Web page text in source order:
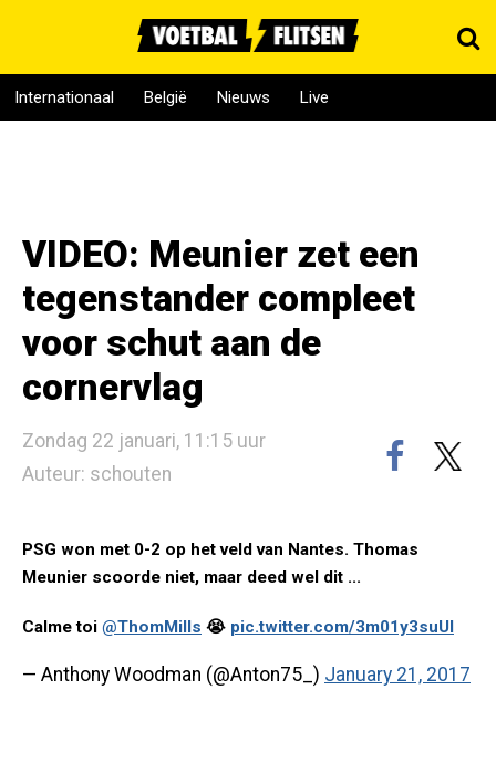
Internationaal België Nieuws Live
VIDEO: Meunier zet een
tegenstander compleet
voor schut aan de
cornervlag
Zondag 22 januari, 11:15 uur
Auteur: schouten
PSG won met 0-2 op het veld van Nantes. Thomas
Meunier scoorde niet, maar deed wel dit ...
Calme toi @ThomMills 😭 pic.twitter.com/3m01y3suUl
— Anthony Woodman (@Anton75_) January 21, 2017